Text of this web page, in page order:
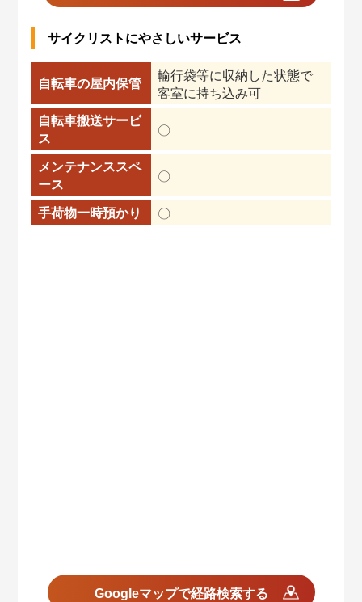
サイクリストにやさしいサービス
自転車の屋内保管
輸行袋等に収納した状態で
客室に持ち込み可
自転車搬送サービ
ス
〇
メンテナンススペ
ース
〇
手荷物一時預かり 〇
Googleマップで経路検索する